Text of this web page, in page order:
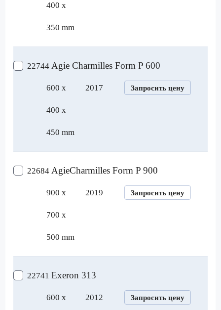
400 x
350 mm
22744 Agie Charmilles Form P 600
600 x
400 x
450 mm
2017 Запросить цену
22684 AgieCharmilles Form P 900
900 x
700 x
500 mm
2019 Запросить цену
22741 Exeron 313
600 x 2012 Запросить цену